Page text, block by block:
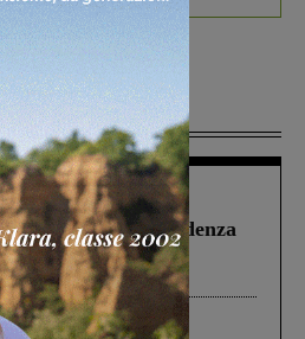
1 Agosto 2026
oltre la scadenza
d’Italia: “Un